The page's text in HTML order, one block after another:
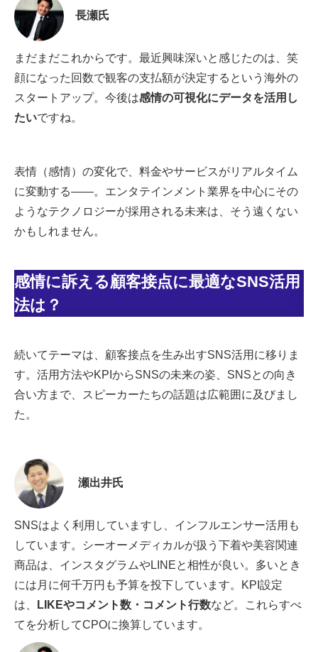
長瀬氏
まだまだこれからです。最近興味深いと感じたのは、笑
顔になった回数で観客の支払額が決定するという海外の
スタートアップ。今後は感情の可視化にデータを活用し
たいですね。
表情（感情）の変化で、料金やサービスがリアルタイム
に変動する――。エンタテインメント業界を中心にその
ようなテクノロジーが採用される未来は、そう遠くない
かもしれません。
感情に訴える顧客接点に最適なSNS活用
法は？
続いてテーマは、顧客接点を生み出すSNS活用に移りま
す。活用方法やKPIからSNSの未来の姿、SNSとの向き
合い方まで、スピーカーたちの話題は広範囲に及びまし
た。
瀬出井氏
SNSはよく利用していますし、インフルエンサー活用も
しています。シーオーメディカルが扱う下着や美容関連
商品は、インスタグラムやLINEと相性が良い。多いとき
には月に何千万円も予算を投下しています。KPI設定
は、
LIKEやコメント数・コメント行数など。これらすべ
てを分析してCPOに換算しています。